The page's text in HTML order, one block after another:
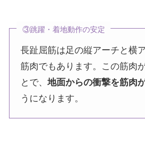
③跳躍・着地動作の安定
長趾屈筋は足の縦アーチと横
筋肉でもあります。この筋肉
とで、地面からの衝撃を筋肉
うになります。